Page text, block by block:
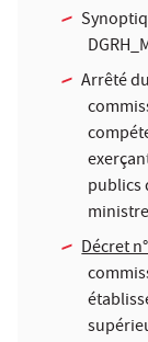
Arrêté
publics
Décret